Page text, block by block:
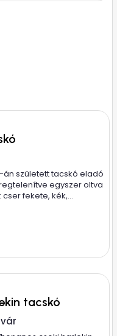
án született tacskó eladó
egyszer oltva
cser fekete, kék,...
tacskó